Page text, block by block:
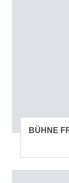
BÜHNE